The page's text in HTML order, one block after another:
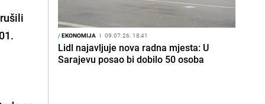
/EKONOMIJA I 09.07.26. 18:41
Lidl najavljuje nova radna mjesta: U
Sarajevu posao bi dobilo 50 osoba